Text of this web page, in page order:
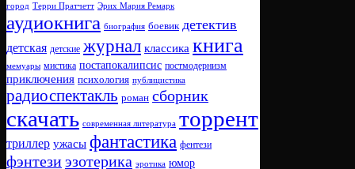
город Терри Пратчетт Эрих Мария Ремарк
аудиокнига биография боевик детектив
детская детские журнал классика книга
мемуары мистика постапокалипсис постмодернизм
приключения психология публицистика
радиоспектакль роман сборник
скачать современная литература торрент
триллер ужасы фантастика фентези
фэнтези эзотерика эротика юмор